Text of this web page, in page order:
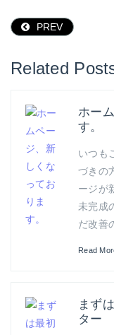
PREV
Related
ホー
す。
いつも
づきの
ージが
未完成
だ改善
Read
まず
ター